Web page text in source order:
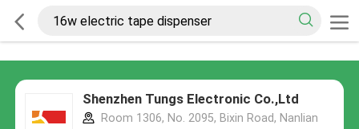
Shenzhen Tungs Electronic Co.,Ltd
Room 1306, No. 2095, Bixin Road, Nanlian